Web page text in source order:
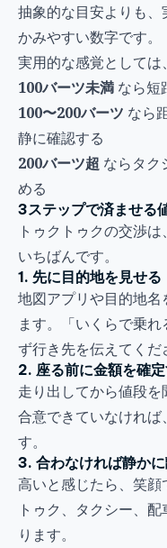
抽象的な目安よりも
かみやすい数字です。
実用的な感覚としては
100バーツ未満 なら短
100〜200バーツ なら
静に確認する
200バーツ超 ならタ
める
3ステップで済ませる
トゥクトゥクの交渉
いちばんです。
1. 先に目的地を見せる
地図アプリや目的地
ます。「いくらで乗
ず行き先を伝えてくだ
2. 座る前に金額を確
走り出してから値段
合意できていなければ
す。
3. 合わなければ静か
高いと感じたら、笑
トゥク、タクシー、
ります。